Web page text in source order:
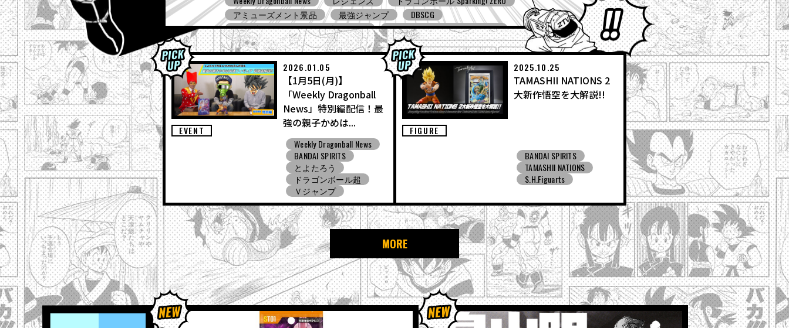
バース３
ドラゴンボールスーパーダイバーズ
ドラゴンボール ゼノバース３
ドラゴンボール ゲキシン スクアドラ
BNE Grandista
BLOOD OF SAIYANS
アミューズメント景品
バンプレスト コミコン
とよたろうが描いてみた
ドラゴンボール Sparking! ZERO
ガシャポン バンダイ
ワールドコレクタブルフ
アミューズメント景品
ドラゴンボール ゲキシ
DBSCG
食玩
とよたろうが描いてみた
EVENT
2026.01.05
【1月5日(月)】
「Weekly Dragonball
News」特別編配信！最
強の親子かめは...
Weekly Dragonball News
BANDAI SPIRITS
とよたろう
ドラゴンボール超
Ｖジャンプ
FIGURE
2025.10.25
TAMASHII NATIONS 2
大新作悟空を大解説!!
BANDAI SPIRITS
TAMASHII NATIONS
S.H.Figuarts
MORE
NEWS